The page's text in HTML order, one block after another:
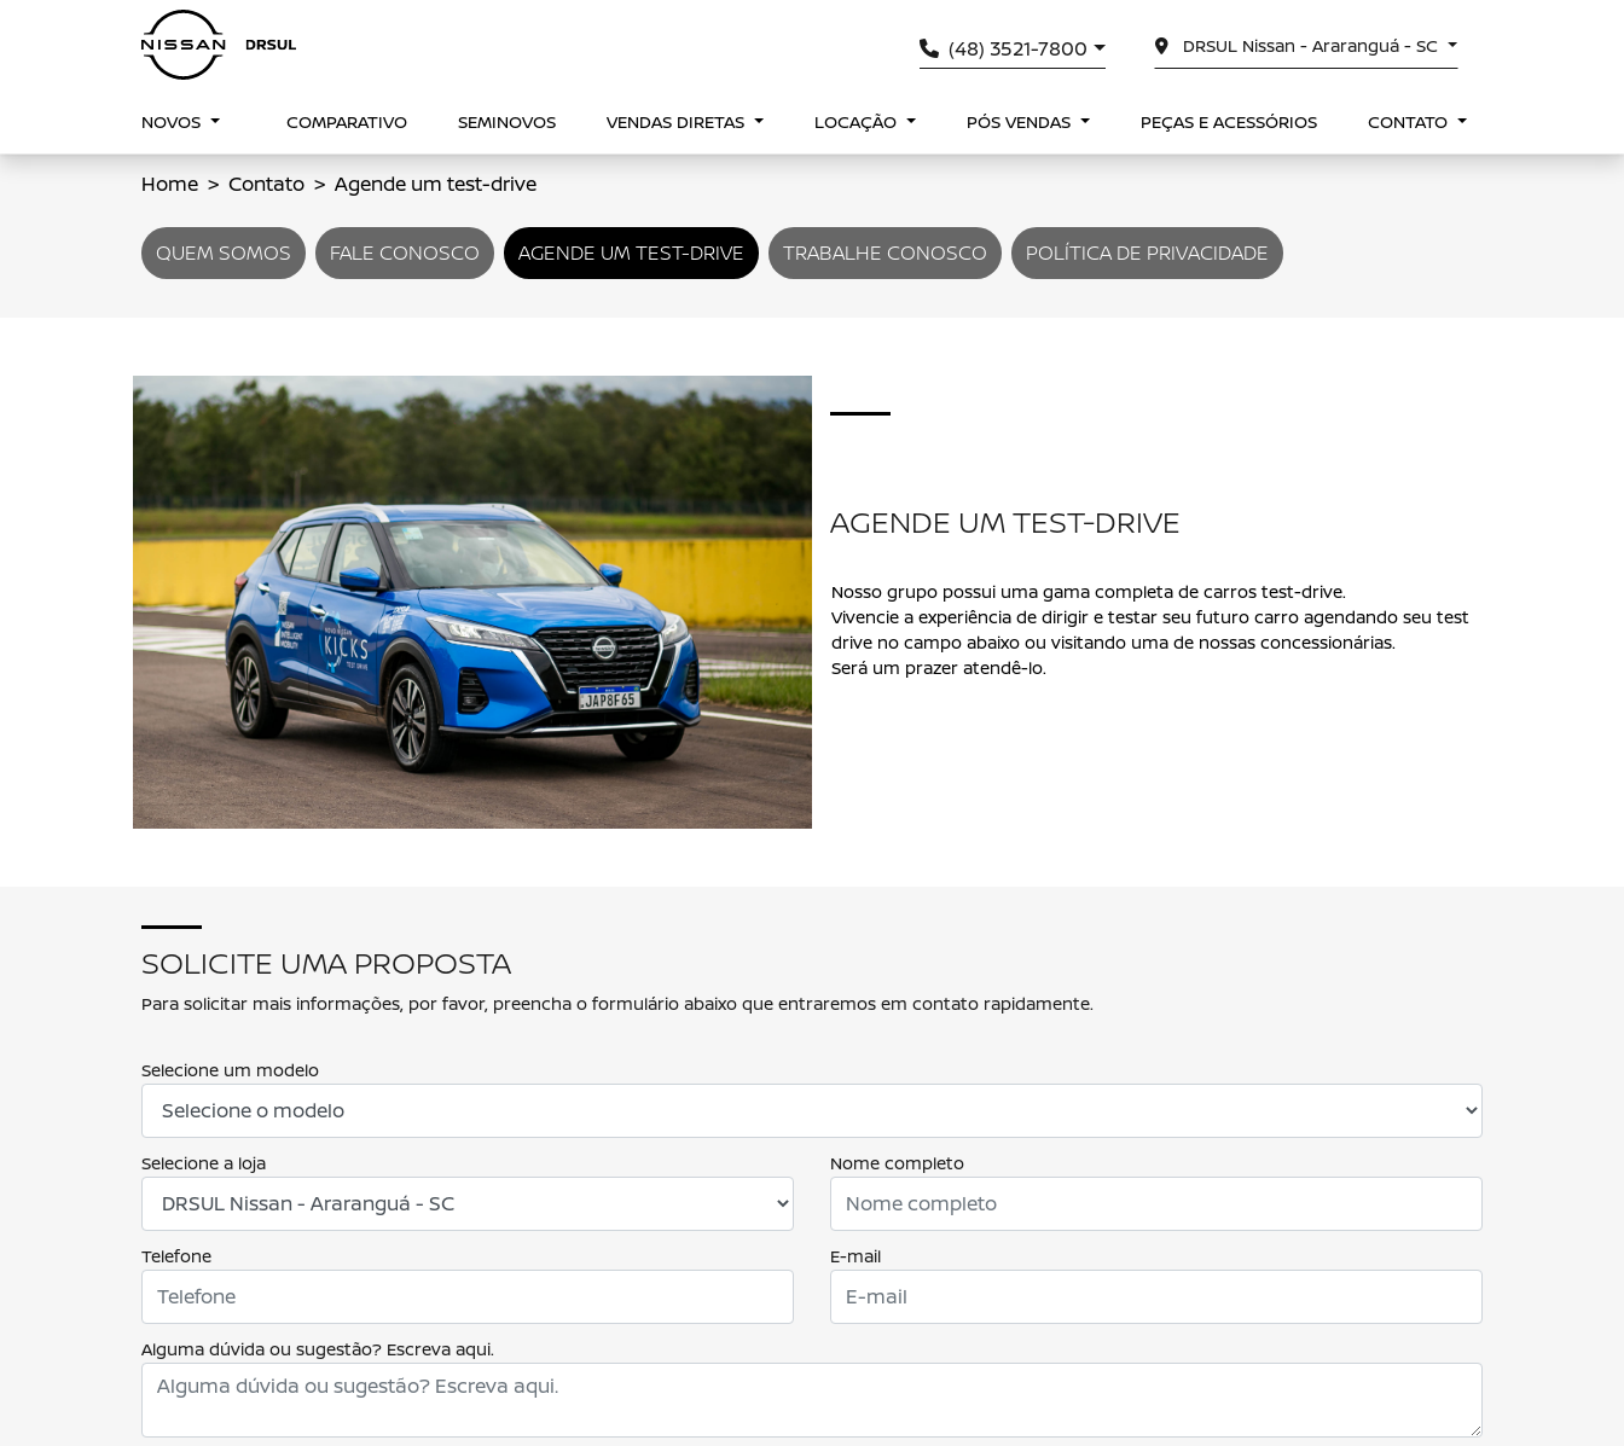
(48) 3521-7800 DRSUL Nissan - Araranguá - SC
NOVOS COMPARATIVO SEMINOVOS VENDAS DIRETAS LOCAÇÃO PÓS VENDAS PEÇAS E ACESSÓRIOS CONTATO
Home Contato Agende um test-drive
QUEM SOMOS FALE CONOSCO AGENDE UM TEST-DRIVE TRABALHE CONOSCO POLÍTICA DE PRIVACIDADE
AGENDE UM TEST-DRIVE
Nosso grupo possui uma gama completa de carros test-drive.
Vivencie a experiência de dirigir e testar seu futuro carro agendando seu test
drive no campo abaixo ou visitando uma de nossas concessionárias.
Será um prazer atendê-lo.
SOLICITE UMA PROPOSTA
Para solicitar mais informações, por favor, preencha o formulário abaixo que entraremos em contato rapidamente.
Selecione um modelo
Selecione a loja Nome completo
Telefone E-mail
Alguma dúvida ou sugestão? Escreva aqui.